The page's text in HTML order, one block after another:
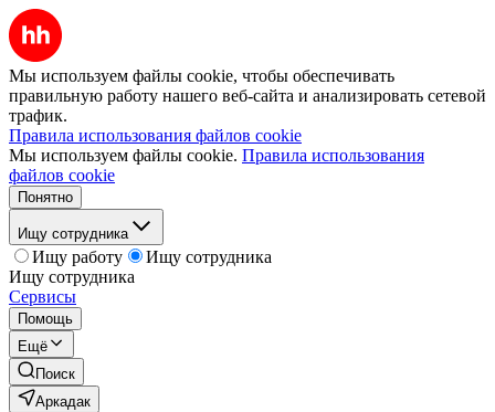
Мы используем файлы cookie, чтобы обеспечивать
правильную работу нашего веб-сайта и анализировать сетевой
трафик.
Правила использования файлов cookie
Мы используем файлы cookie. Правила использования
файлов cookie
Понятно
Ищу сотрудника
Ищу работу
Ищу сотрудника
Ищу сотрудника
Сервисы
Помощь
Ещё
Поиск
Аркадак